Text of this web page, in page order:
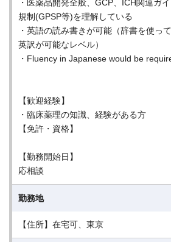
・医薬品開発全般、GCP、ICH関連ガ
規制(GPSP等)を理解している
・英語の読み書きが可能（辞書を使っ
英訳が可能なレベル）
・Fluency in Japanese would be
【歓迎経験】
・臨床薬理の知識、経験がある方
【免許・資格】
【勤務開始日】
応相談
勤務地
【住所】在宅可、東京